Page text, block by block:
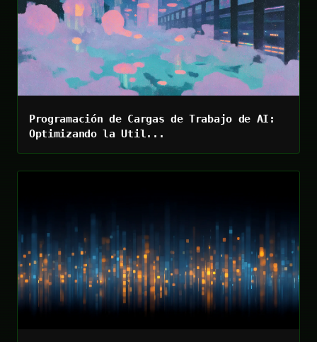
Programación de Cargas de Trabajo de AI:
Optimizando la Util...